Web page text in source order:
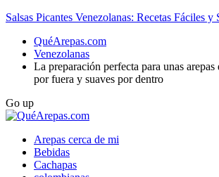
Salsas Picantes Venezolanas: Recetas Fáciles y
QuéArepas.com
Venezolanas
La preparación perfecta para unas
por fuera y suaves por dentro
Go up
Arepas cerca de mi
Bebidas
Cachapas